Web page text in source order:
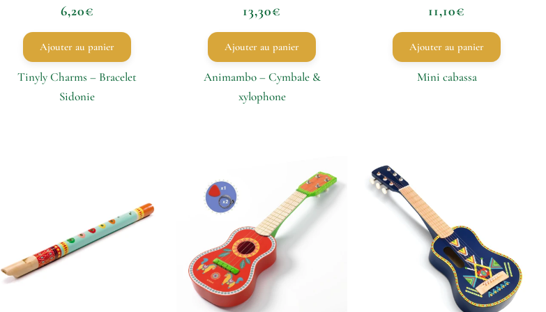
6,20€
Ajouter au panier
Tinyly Charms – Bracelet
Sidonie
13,30€
Ajouter au panier
Animambo – Cymbale &
xylophone
11,10€
Ajouter au panier
Mini cabassa